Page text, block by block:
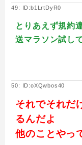
49: ID:b1LrtDyR0
とりあえず規約
送マラソン試し
50: ID:oXQwbos40
それでそれだ
るんだよ
他のことやっ